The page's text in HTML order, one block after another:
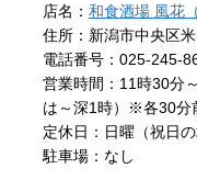
店名： 和食酒場 風花
住所：新潟市中央区
電話番号：025-245-
営業時間：11時30分
は～深1時）※各30分
定休日：日曜（祝日の
駐車場：なし